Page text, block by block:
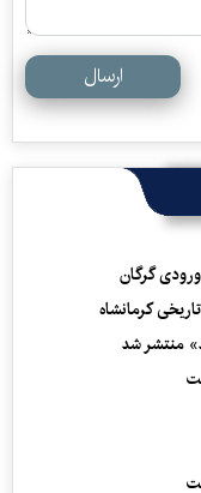
ارسال
گرگان
کرمانشاه
منتشر شد